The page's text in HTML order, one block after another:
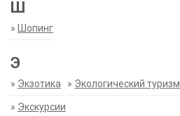
Ш
» Шопинг
Э
» Экзотика » Экологический туризм
» Экскурсии